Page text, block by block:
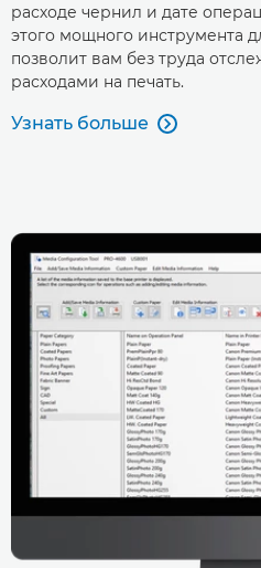
расходе чернил и дате
этого мощного инструмента
позволит вам без труда
расходами на печать.
Узнать больше 